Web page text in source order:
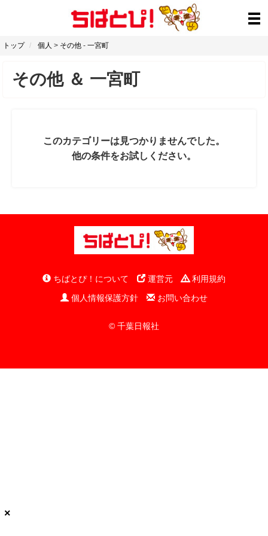
トップ 個人 > その他 - 一宮町
その他＆ 一宮町
このカテゴリーは見つかりませんでした。
他の条件をお試しください。
ちばとぴ！について 運営元
利用規約
個人情報保護方針
お問い合わせ
© 千葉日報社
×